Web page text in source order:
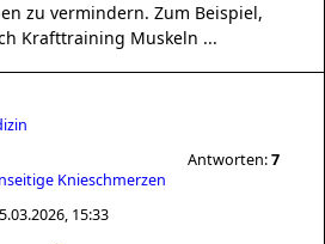
zu vermindern. Zum Beispiel,
Krafttraining Muskeln ...
Knieschmerzen
Antworten:7
15:33